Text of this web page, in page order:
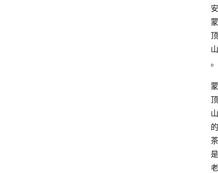
安
蒙
顶
山
。
蒙
顶
山
的
茶
是
老